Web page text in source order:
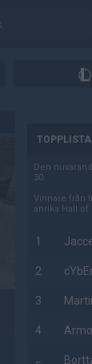
Den
30.
Vinnare från
anrika Hall of
1
2
3
4